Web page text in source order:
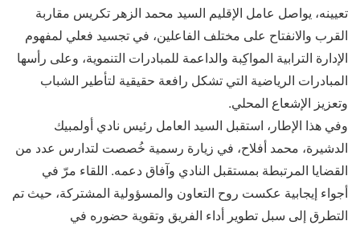
تعيينه، يواصل عامل الإقليم السيد محمد الزهر تكريس مقاربة
القرب والانفتاح على مختلف الفاعلين، في تجسيد فعلي لمفهوم
الإدارة الترابية المواكِبة والداعمة للمبادرات التنموية، وعلى رأسها
المبادرات الرياضية التي تشكل رافعة حقيقية لتأطير الشباب
وتعزيز الإشعاع المحلي.
وفي هذا الإطار، استقبل السيد العامل رئيس نادي أولمبيك
الدشيرة، محمد أفلاح، في زيارة رسمية خُصصت لتدارس عدد من
القضايا المرتبطة بمستقبل النادي وآفاق دعمه. اللقاء مرّ في
أجواء إيجابية عكست روح التعاون والمسؤولية المشتركة، حيث تم
التطرق إلى سبل تطوير أداء الفريق وتقوية حضوره في